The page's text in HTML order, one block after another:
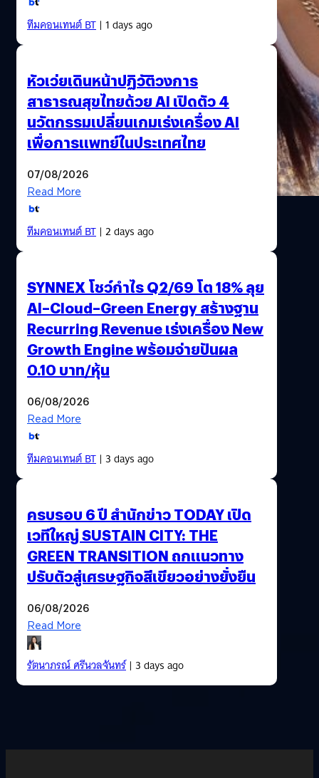
ทีมคอนเทนต์ BT| 1 days ago
หัวเว่ยเดินหน้าปฏิวัติวงการ
สาธารณสุขไทยด้วย AI เปิดตัว 4
นวัตกรรมเปลี่ยนเกมเร่งเครื่อง AI
เพื่อการแพทย์ในประเทศไทย
07/08/2026
Read More
ทีมคอนเทนต์ BT| 2 days ago
SYNNEX โชว์กำไร Q2/69 โต 18% ลุย
AI–Cloud–Green Energy สร้างฐาน
Recurring Revenue เร่งเครื่อง New
Growth Engine พร้อมจ่ายปันผล
0.10 บาท/หุ้น
06/08/2026
Read More
ทีมคอนเทนต์ BT| 3 days ago
ครบรอบ 6 ปี สำนักข่าว TODAY เปิด
เวทีใหญ่ SUSTAIN CITY: THE
GREEN TRANSITION ถกแนวทาง
ปรับตัวสู่เศรษฐกิจสีเขียวอย่างยั่งยืน
06/08/2026
Read More
รัตนาภรณ์ ศรีนวลจันทร์| 3 days ago